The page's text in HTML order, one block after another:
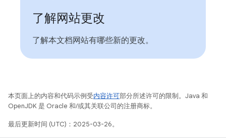
了解网站更改
了解本文档网站有哪些新的更改。
本页面上的内容和代码示例受内容许可部分所述许可的限制。Java 和
OpenJDK 是 Oracle 和/或其关联公司的注册商标。
最后更新时间 (UTC)：2025-03-26。